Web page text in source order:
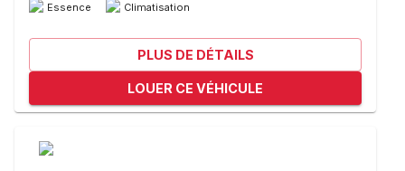
Essence
Climatisation
PLUS DE DÉTAILS
LOUER CE VÉHICULE